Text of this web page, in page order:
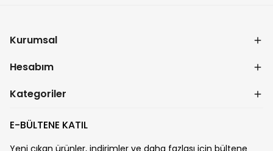
Kurumsal
Hesabım
Kategoriler
E-BÜLTENE KATIL